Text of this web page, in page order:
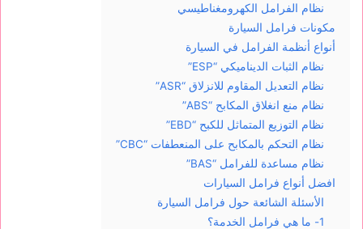
نظام الفرامل الكهرومغناطيسي
مكونات فرامل السيارة
أنواع أنظمة الفرامل في السيارة
نظام الثبات الديناميكي “ESP”
نظام التعديل المقاوم للانزلاق “ASR”
نظام منع انغلاق المكابح “ABS”
نظام التوزيع المتماثل للكبح “EBD”
نظام التحكم بالمكابح على المنعطفات “CBC”
نظام مساعدة للفرامل “BAS”
افضل أنواع فرامل السيارات
الأسئلة الشائعة حول فرامل السيارة
1- ما هي فرامل الخدمة؟